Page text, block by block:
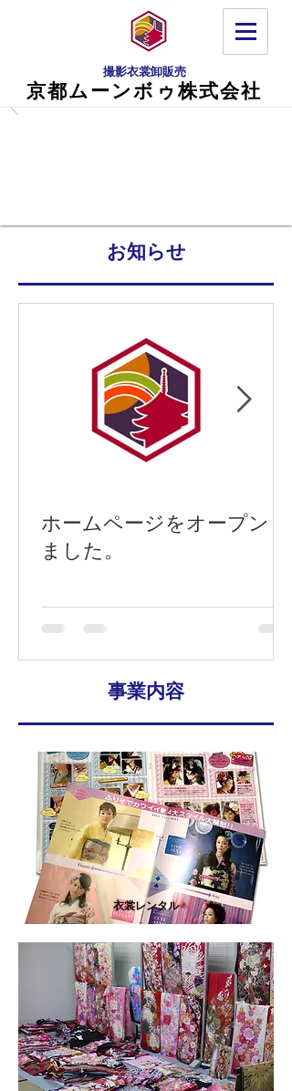
Copyright
京都ムーンボゥ株式会社
撮影衣裳卸販売
お知らせ
ホームページをオープンし
ました。
事業内容
衣裳レンタル